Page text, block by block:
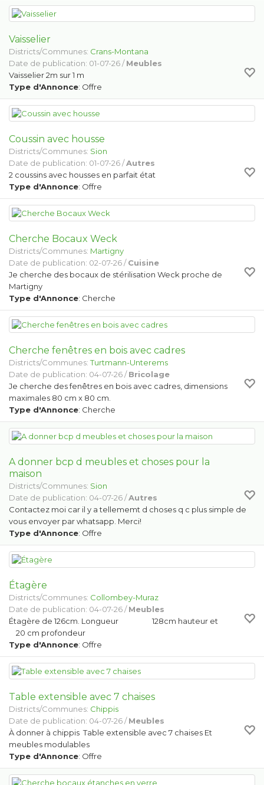
Vaisselier
Districts/Communes: Crans-Montana
Date de publication: 01-07-26 /Meubles
Vaisselier 2m sur 1 m
Type d'Annonce: Offre
Coussin avec housse
Districts/Communes: Sion
Date de publication: 01-07-26 /Autres
2 coussins avec housses en parfait état
Type d'Annonce: Offre
Cherche Bocaux Weck
Districts/Communes: Martigny
Date de publication: 02-07-26 /Cuisine
Je cherche des bocaux de stérilisation Weck proche de
Martigny
Type d'Annonce: Cherche
Cherche fenêtres en bois avec cadres
Districts/Communes:Turtmann-Unterems
Date de publication: 04-07-26 /Bricolage
Je cherche des fenêtres en bois avec cadres, dimensions
maximales 80 cm x 80 cm.
Type d'Annonce: Cherche
A donner bcp d meubles et choses pour la
maison
Districts/Communes: Sion
Date de publication: 04-07-26 /Autres
Contactez moi car il y a tellememt d choses q c plus simple de
vous envoyer par whatsapp. Merci!
Type d'Annonce: Offre
Étagère
Districts/Communes: Collombey-Muraz
Date de publication: 04-07-26 /Meubles
Étagère de 126cm. Longueur 128cm hauteur et
20 cm profondeur
Type d'Annonce: Offre
Table extensible avec 7 chaises
Districts/Communes: Chippis
Date de publication: 04-07-26 /Meubles
À donner à chippis Table extensible avec 7 chaises Et
meubles modulables
Type d'Annonce: Offre